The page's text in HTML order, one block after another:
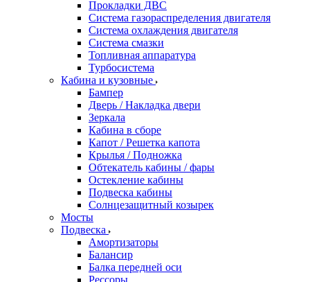
Прокладки ДВС
Система газораспределения двигателя
Система охлаждения двигателя
Система смазки
Топливная аппаратура
Турбосистема
Кабина и кузовные
Бампер
Дверь / Накладка двери
Зеркала
Кабина в сборе
Капот / Решетка капота
Крылья / Подножка
Обтекатель кабины / фары
Остекление кабины
Подвеска кабины
Солнцезащитный козырек
Мосты
Подвеска
Амортизаторы
Балансир
Балка передней оси
Рессоры